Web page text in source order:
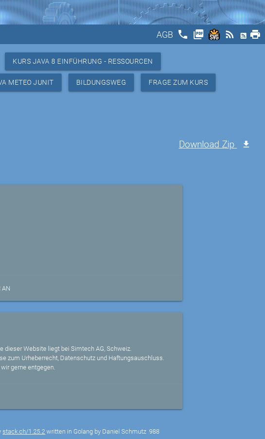
AGB phone picture_as_pdf rss_feed print
KURS JAVA 8 EINFÜHRUNG - RESSOURCEN
METEO JUNIT BILDUNGSWEG FRAGE ZUM KURS
Download Zip
AN
dieser Website liegt bei Simtech AG, Schweiz.
zum Urheberrecht, Datenschutz und Haftungsauschluss.
gerne entgegen.
stack.ch/1.25.2 written in Golang by Daniel Schmutz988